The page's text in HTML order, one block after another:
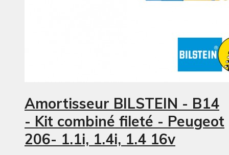
Amortisseur BILSTEIN - B14
- Kit combiné fileté - Peugeot
206- 1.1i, 1.4i, 1.4 16v